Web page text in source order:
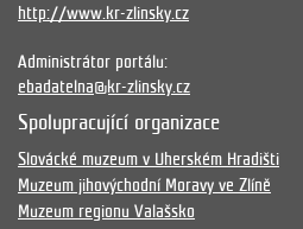
http://www.kr-zlinsky.cz
Administrátor portálu:
ebadatelna@kr-zlinsky.cz
Spolupracující organizace
Slovácké muzeum v Uherském Hradišti
Muzeum jihovýchodní Moravy ve Zlíně
Muzeum regionu Valašsko